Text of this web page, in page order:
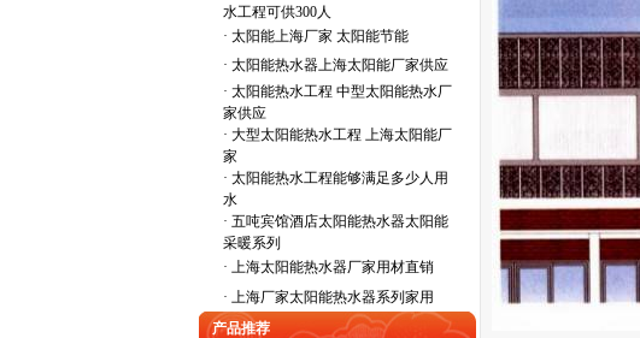
水工程可供300人
· 太阳能上海厂家 太阳能节能
· 太阳能热水器上海太阳能厂家供应
· 太阳能热水工程 中型太阳能热水厂
家供应
· 大型太阳能热水工程 上海太阳能厂
家
· 太阳能热水工程能够满足多少人用
水
· 五吨宾馆酒店太阳能热水器太阳能
采暖系列
· 上海太阳能热水器厂家用材直销
· 上海厂家太阳能热水器系列家用
产品推荐